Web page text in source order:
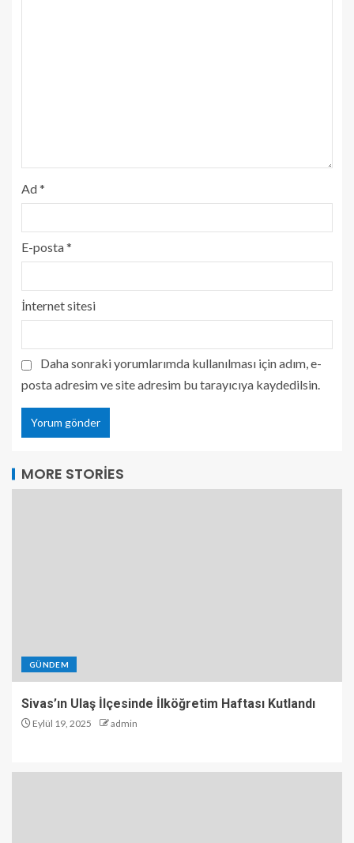
Ad*
E-posta*
İnternet sitesi
Daha sonraki yorumlarımda kullanılması için adım, e-
posta adresim ve site adresim bu tarayıcıya kaydedilsin.
MORE STORIES
GÜNDEM
Sivas’ın Ulaş İlçesinde İlköğretim Haftası Kutlandı
Eylül 19, 2025 admin